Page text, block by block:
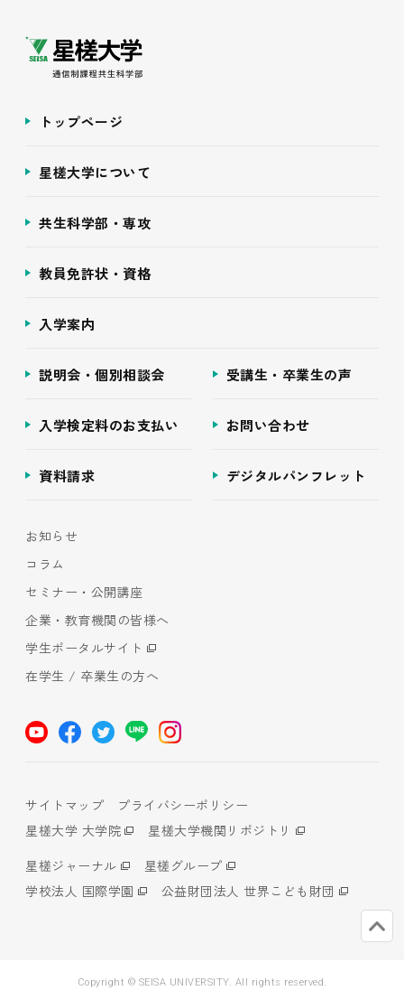
トップページ
星槎大学について
共生科学部・専攻
教員免許状・資格
入学案内
説明会・個別相談会 受講生・卒業生の声
入学検定料のお支払い お問い合わせ
資料請求 デジタルパンフレット
お知らせ
コラム
セミナー・公開講座
企業・教育機関の皆様へ
学生ポータルサイト
在学生 / 卒業生の方へ
サイトマップ
プライバシーポリシー
星槎大学 大学院
星槎大学機関リポジトリ
星槎ジャーナル
星槎グループ
学校法人 国際学園
公益財団法人 世界こども財団
Copyright © SEISA UNIVERSITY. All rights reserved.